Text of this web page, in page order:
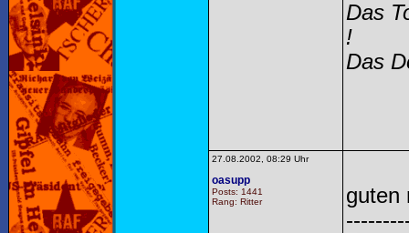
Das
!
Das
27.08.2002, 08:29 Uhr
oasupp
Posts: 1441
Rang: Ritter
guten